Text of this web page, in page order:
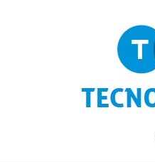
Informazioni sull'Italia.